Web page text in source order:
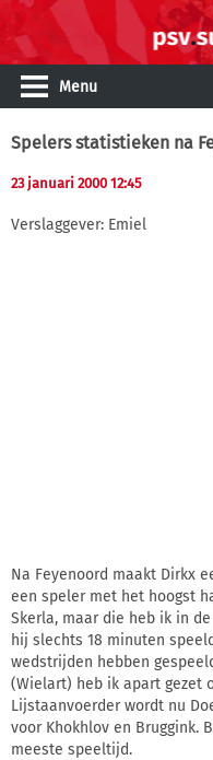
Menu
Spelers statistieken na
23 januari 2000 12:45
Verslaggever: Emiel
Na Feyenoord maakt Dirkx
een speler met het hoogst
Skerla, maar die heb ik in
hij slechts 18 minuten
wedstrijden hebben
(Wielart) heb ik apart gezet
Lijstaanvoerder wordt nu
voor Khokhlov en Bruggink.
meeste speeltijd.